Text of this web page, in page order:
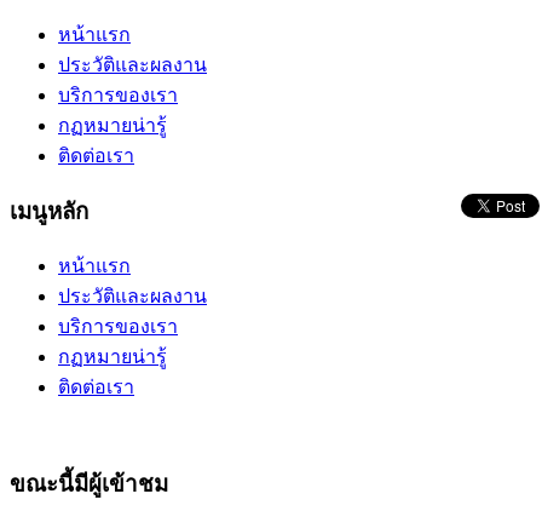
หน้าแรก
ประวัติและผลงาน
บริการของเรา
กฏหมายน่ารู้
ติดต่อเรา
เมนูหลัก
หน้าแรก
ประวัติและผลงาน
บริการของเรา
กฏหมายน่ารู้
ติดต่อเรา
ขณะนี้มีผู้เข้าชม